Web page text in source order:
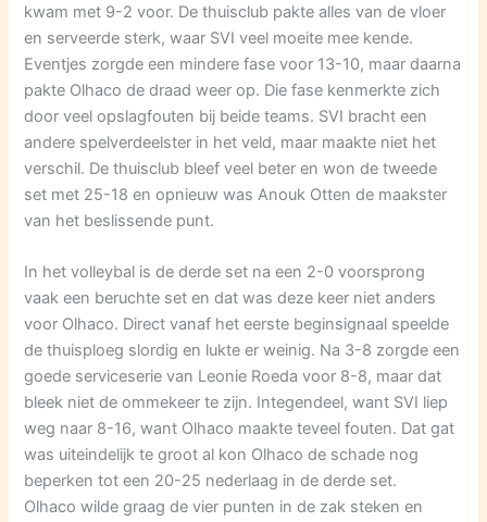
kwam met 9-2 voor. De thuisclub pakte alles van de vloer
en serveerde sterk, waar SVI veel moeite mee kende.
Eventjes zorgde een mindere fase voor 13-10, maar daarna
pakte Olhaco de draad weer op. Die fase kenmerkte zich
door veel opslagfouten bij beide teams. SVI bracht een
andere spelverdeelster in het veld, maar maakte niet het
verschil. De thuisclub bleef veel beter en won de tweede
set met 25-18 en opnieuw was Anouk Otten de maakster
van het beslissende punt.
In het volleybal is de derde set na een 2-0 voorsprong
vaak een beruchte set en dat was deze keer niet anders
voor Olhaco. Direct vanaf het eerste beginsignaal speelde
de thuisploeg slordig en lukte er weinig. Na 3-8 zorgde een
goede serviceserie van Leonie Roeda voor 8-8, maar dat
bleek niet de ommekeer te zijn. Integendeel, want SVI liep
weg naar 8-16, want Olhaco maakte teveel fouten. Dat gat
was uiteindelijk te groot al kon Olhaco de schade nog
beperken tot een 20-25 nederlaag in de derde set.
Olhaco wilde graag de vier punten in de zak steken en